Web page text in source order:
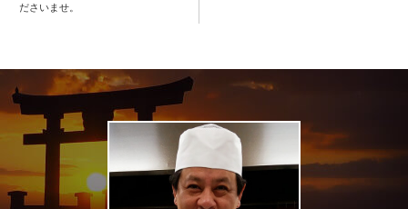
事・
祝
い
会
ださいませ。